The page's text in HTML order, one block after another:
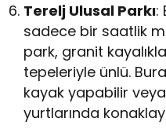
Terelj Ulusal Parkı:
sadece bir saatlik
park, granit
tepeleriyle ünlü.
kayak yapabilir
yurtlarında